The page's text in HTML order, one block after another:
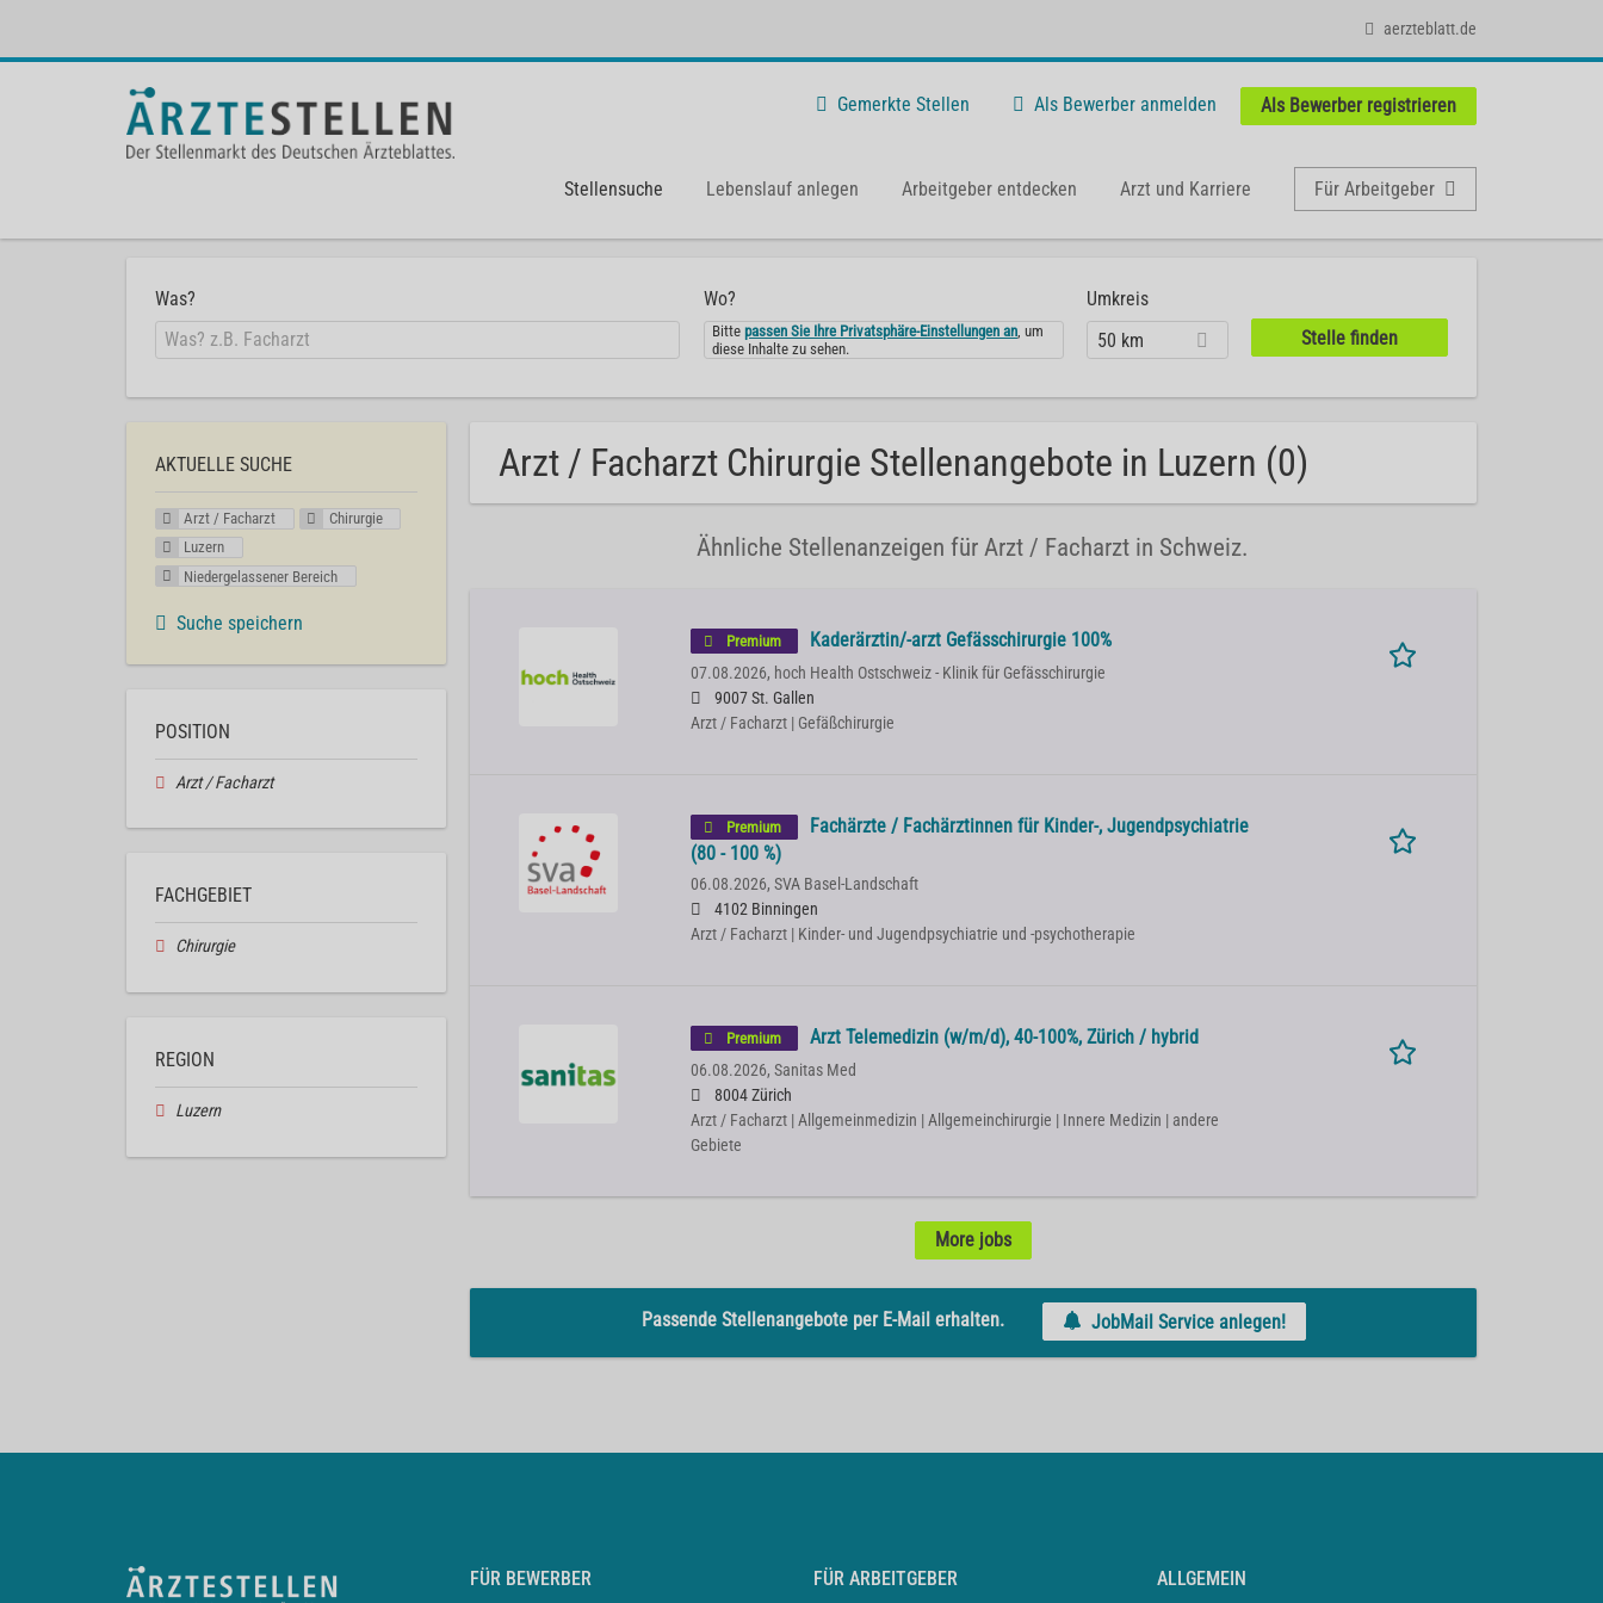
aerzteblatt.de
Gemerkte Stellen Als Bewerber anmelden Als Bewerber registrieren
Stellensuche Lebenslauf anlegen Arbeitgeber entdecken Arzt und Karriere Für Arbeitgeber
Was? Wo?
Bittepassen Sie Ihre Privatsphäre-Einstellungen an, um
diese Inhalte zu sehen.
Umkreis
50 km
Arzt / Facharzt Chirurgie Stellenangebote in Luzern (0)
Ähnliche Stellenanzeigen für Arzt / Facharzt in Schweiz.
Premium Kaderärztin/-arzt Gefässchirurgie 100%
07.08.2026, hoch Health Ostschweiz - Klinik für Gefässchirurgie
9007 St. Gallen
Arzt / Facharzt | Gefäßchirurgie
Premium
Fachärzte / Fachärztinnen für Kinder-, Jugendpsychiatrie
(80 - 100 %)
06.08.2026, SVA Basel-Landschaft
4102 Binningen
Arzt / Facharzt | Kinder- und Jugendpsychiatrie und -psychotherapie
Premium Arzt Telemedizin (w/m/d), 40-100%, Zürich / hybrid
06.08.2026, Sanitas Med
8004 Zürich
Arzt / Facharzt | Allgemeinmedizin | Allgemeinchirurgie | Innere Medizin | andere
Gebiete
More jobs
Passende Stellenangebote per E-Mail erhalten. JobMail Service anlegen!
AKTUELLE SUCHE
Arzt / Facharzt
Chirurgie
Luzern
Niedergelassener Bereich
Suche speichern
POSITION
Arzt / Facharzt
FACHGEBIET
Chirurgie
REGION
Luzern
FÜR BEWERBER FÜR ARBEITGEBER ALLGEMEIN